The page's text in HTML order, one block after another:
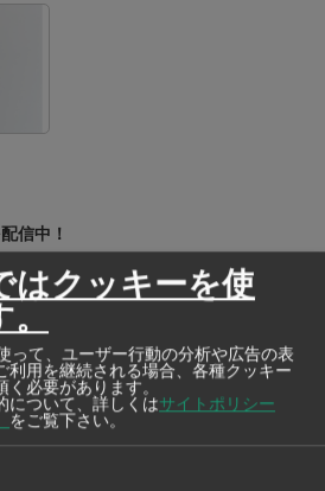
信中！
はクッキーを使
って、ユーザー行動の分析や広告の表
利用を継続される場合、各種クッキー
必要があります。
について、詳しくはサイトポリシー
をご覧下さい。